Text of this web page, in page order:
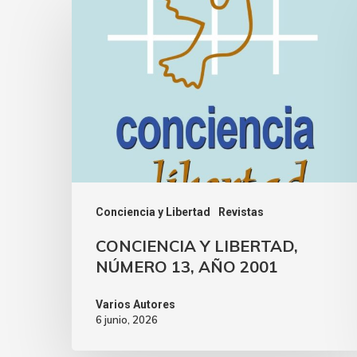
Conciencia y Libertad Revistas
CONCIENCIA Y LIBERTAD,
NÚMERO 13, AÑO 2001
Varios Autores
6 junio, 2026